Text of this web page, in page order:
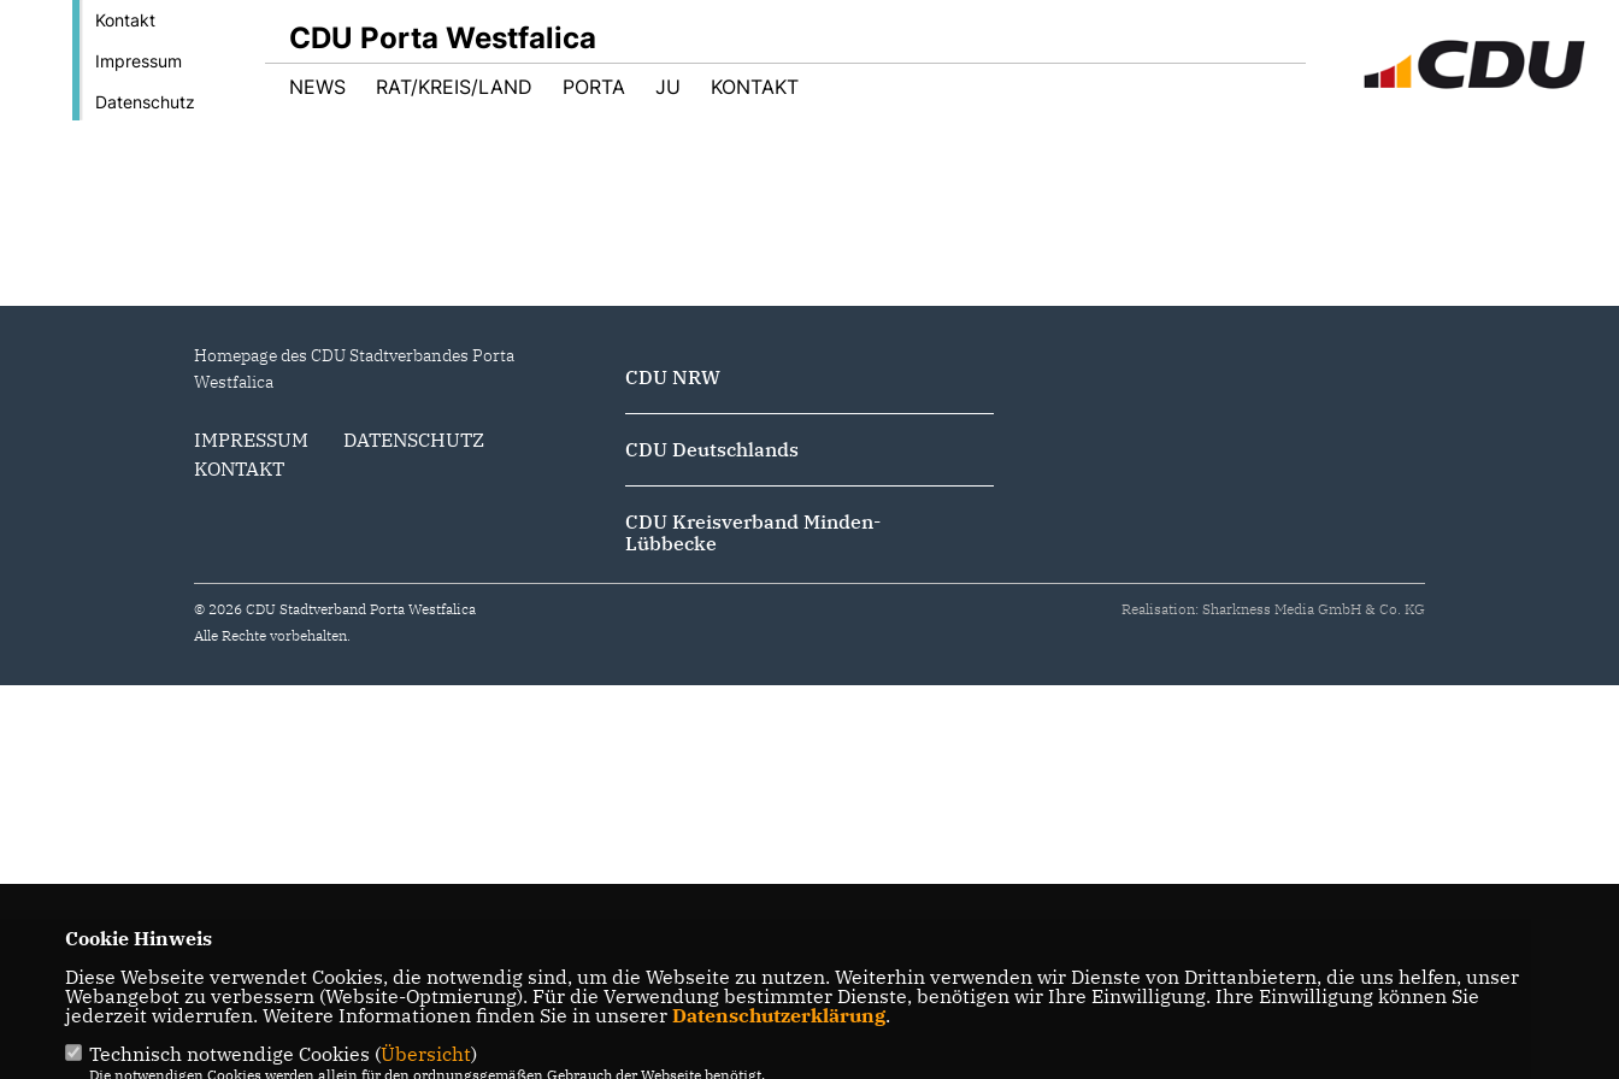
Kontakt
Impressum
Datenschutz
CDU Porta Westfalica
NEWS RAT/KREIS/LAND PORTA JU KONTAKT
Homepage des CDU Stadtverbandes Porta
Westfalica
IMPRESSUM
DATENSCHUTZ
KONTAKT
CDU NRW
CDU Deutschlands
CDU Kreisverband Minden-
Lübbecke
© 2026 CDU Stadtverband Porta Westfalica
Alle Rechte vorbehalten.
Realisation: Sharkness Media GmbH & Co. KG
Cookie Hinweis
Diese Webseite verwendet Cookies, die notwendig sind, um die Webseite zu nutzen. Weiterhin verwenden wir Dienste von Drittanbietern, die uns helfen, unser
Webangebot zu verbessern (Website-Optmierung). Für die Verwendung bestimmter Dienste, benötigen wir Ihre Einwilligung. Ihre Einwilligung können Sie
jederzeit widerrufen. Weitere Informationen finden Sie in unserer Datenschutzerklärung.
Technisch notwendige Cookies (Übersicht)
Die notwendigen Cookies werden allein für den ordnungsgemäßen Gebrauch der Webseite benötigt.